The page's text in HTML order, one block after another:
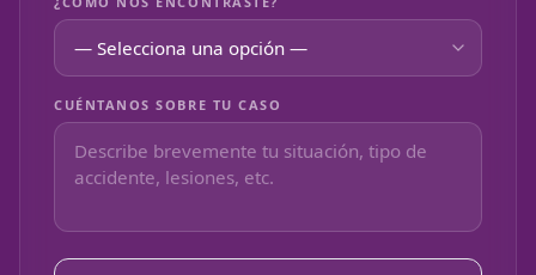
CUÉNTANOS SOBRE TU CASO